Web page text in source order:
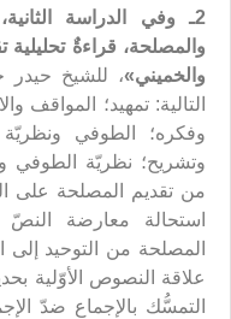
2ـ وفي الدراسة الثانية، وهي بعنوان «
والمصلحة، قراءةٌ تحليلية
والخميني»، للشيخ حيدر
التالية: تمهيد؛ المواقف
وفكره؛ الطوفي